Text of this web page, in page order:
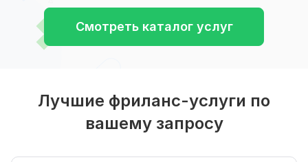
Смотреть каталог услуг
Лучшие фриланс-услуги по
вашему запросу